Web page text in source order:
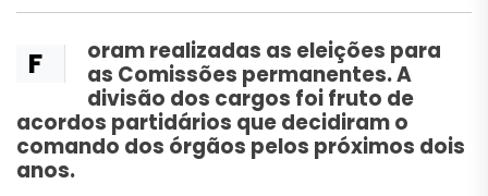
F
oram realizadas as eleições para
as Comissões permanentes. A
divisão dos cargos foi fruto de
acordos partidários que decidiram o
comando dos órgãos pelos próximos dois
anos.